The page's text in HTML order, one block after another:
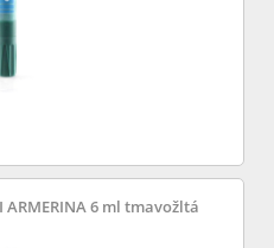
6 ml tmavožltá